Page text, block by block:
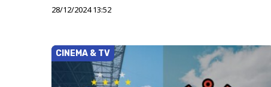
28/12/2024 13:52
CINEMA & TV